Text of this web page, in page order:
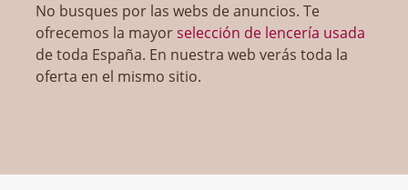
No busques por las webs de anuncios. Te
ofrecemos la mayorselección de lencería usada
de toda España. En nuestra web verás toda la
oferta en el mismo sitio.